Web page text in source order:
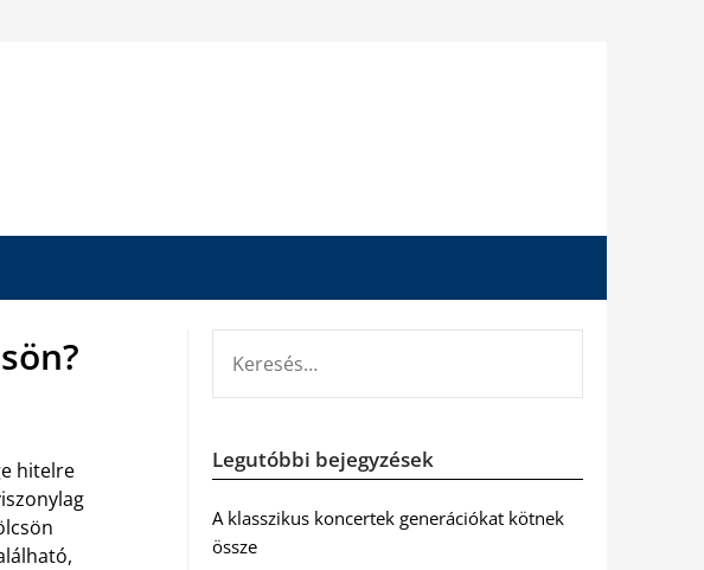
hitelre
Legutóbbi bejegyzések
A klasszikus koncertek generációkat kötnek
össze